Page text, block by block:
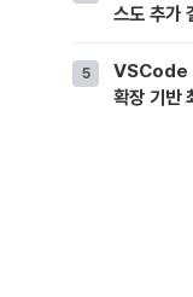
스도 추가
VSCode
확장 기반